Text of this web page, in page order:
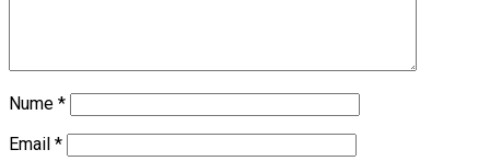
Nume *
Email *